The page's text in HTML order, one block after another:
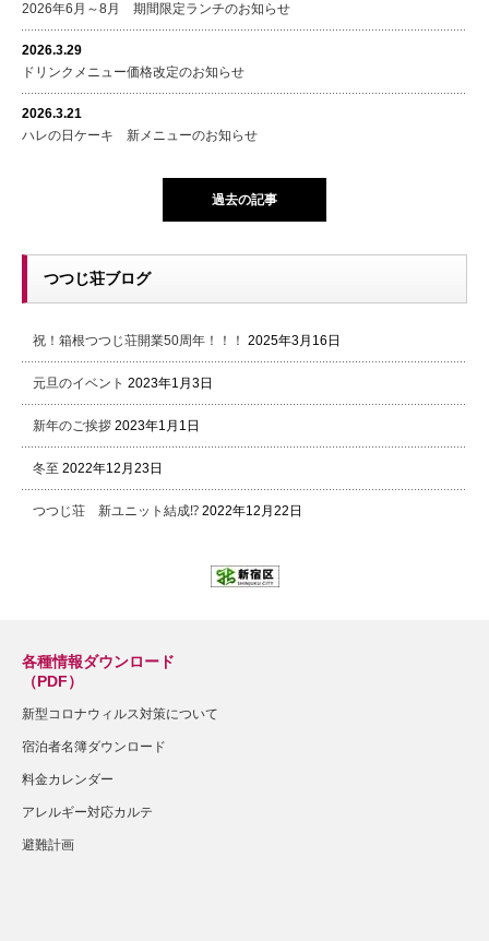
2026年6月～8月 期間限定ランチのお知らせ
2026.3.29
ドリンクメニュー価格改定のお知らせ
2026.3.21
ハレの日ケーキ 新メニューのお知らせ
過去の記事
つつじ荘ブログ
祝！箱根つつじ荘開業50周年！！！ 2025年3月16日
元旦のイベント 2023年1月3日
新年のご挨拶 2023年1月1日
冬至 2022年12月23日
つつじ荘 新ユニット結成⁉ 2022年12月22日
各種情報ダウンロード
（PDF）
新型コロナウィルス対策について
宿泊者名簿ダウンロード
料金カレンダー
アレルギー対応カルテ
避難計画